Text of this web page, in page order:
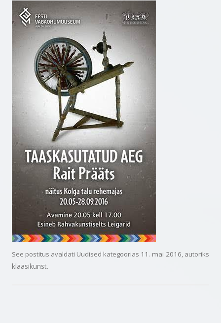
See postitus avaldati Uudised kategoorias 11. mai 2016, autoriks
klaasikunst.